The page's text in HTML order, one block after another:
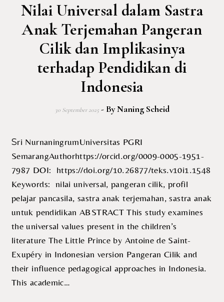
Nilai Universal dalam Sastra
Anak Terjemahan Pangeran
Cilik dan Implikasinya
terhadap Pendidikan di
Indonesia
30 September 2025 - ByNaning Scheid
Sri NurnaningrumUniversitas PGRI
SemarangAuthorhttps://orcid.org/0009-0005-1951-
7987 DOI: https://doi.org/10.26877/teks.v10i1.1548
Keywords: nilai universal, pangeran cilik, profil
pelajar pancasila, sastra anak terjemahan, sastra anak
untuk pendidikan ABSTRACT This study examines
the universal values present in the children’s
literature The Little Prince by Antoine de Saint-
Exupéry in Indonesian version Pangeran Cilik and
their influence pedagogical approaches in Indonesia.
This academic…